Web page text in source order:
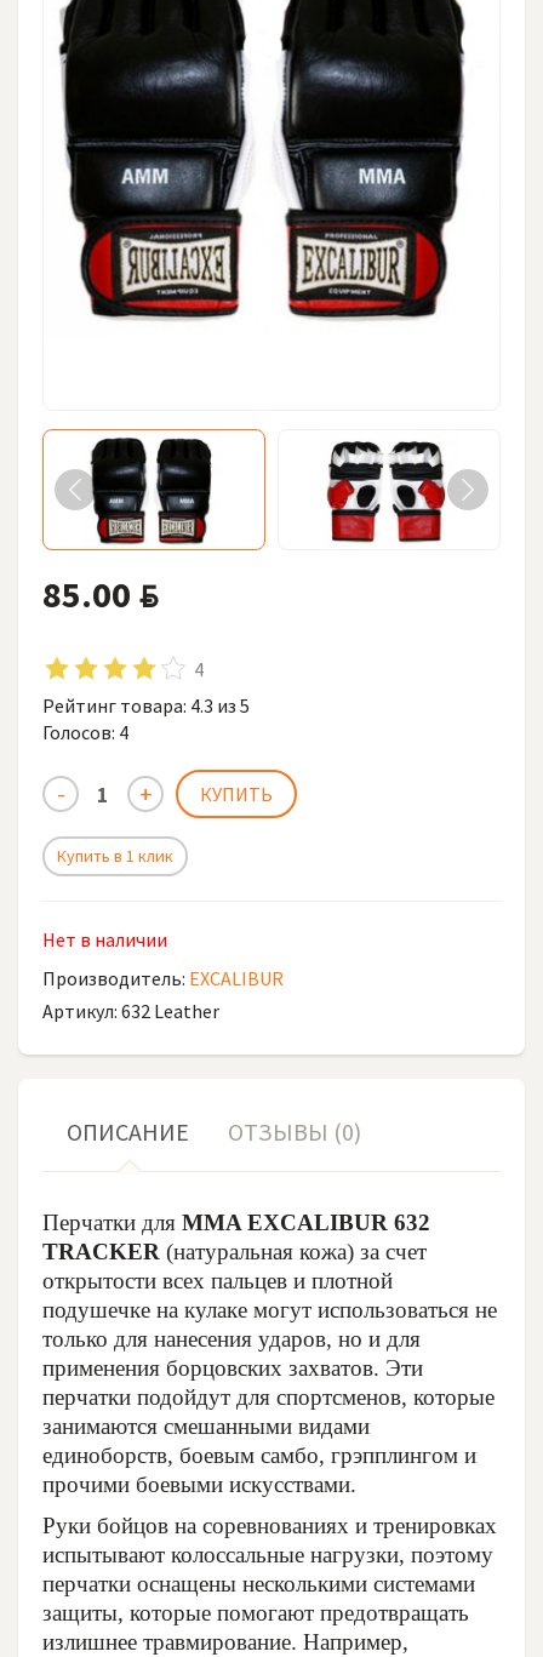
85.00 BYN
4
Рейтинг товара: 4.3 из 5
Голосов: 4
Купить в 1 клик
Нет в наличии
Производитель: EXCALIBUR
Артикул: 632 Leather
ОПИСАНИЕ ОТЗЫВЫ (0)
Перчатки для MMA EXCALIBUR 632
TRACKER (натуральная кожа) за счет
открытости всех пальцев и плотной
подушечке на кулаке могут использоваться не
только для нанесения ударов, но и для
применения борцовских захватов. Эти
перчатки подойдут для спортсменов, которые
занимаются смешанными видами
единоборств, боевым самбо, грэпплингом и
прочими боевыми искусствами.
Руки бойцов на соревнованиях и тренировках
испытывают колоссальные нагрузки, поэтому
перчатки оснащены несколькими системами
защиты, которые помогают предотвращать
излишнее травмирование. Например,